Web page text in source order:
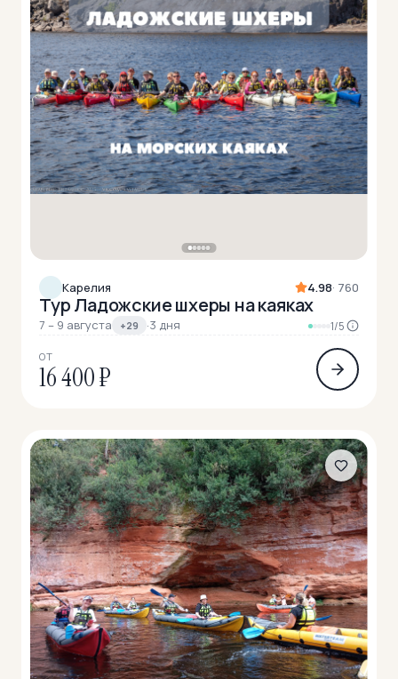
Карелия 4.98· 760
Тур Ладожские шхеры на каяках
7 – 9 августа +29 ·3 дня 1/5
ОТ
16 400 ₽